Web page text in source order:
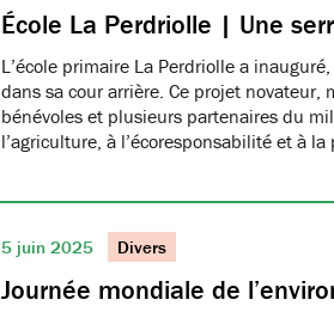
École La Perdriolle | Une
L’école primaire La Perdriolle a
dans sa cour arrière. Ce projet novateur,
bénévoles et plusieurs partenaires du
l’agriculture, à l’écoresponsabilité et à
5 juin 2025 Divers
Journée mondiale de